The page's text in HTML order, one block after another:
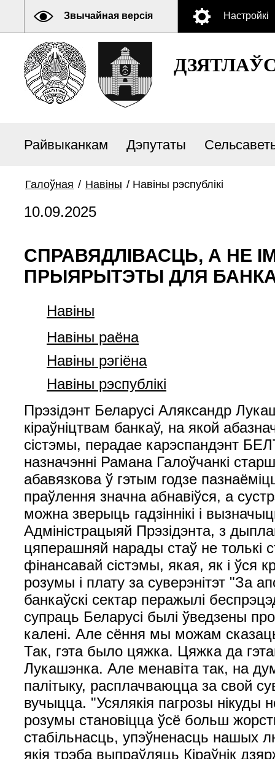
Звычайная версія Настройкі
Райвыканкам Дэпутаты
Галоўная / Навiны / Навiны рэспублiкi
10.09.2025
СПРАВЯДЛІВАСЦЬ, А НЕ
ПРЫЯРЫТЭТЫ ДЛЯ
Навiны
Навiны раёна
Навiны рэгiёна
Навiны рэспублiкi
Прэзідэнт Беларусі Аляксандр Лукашэнка 9 верасня сабраў нараду з апаратам Нацыянальнага банка і кіраўніцтвам банкаў, на якой абазначыў ключавыя напрамкі і прыярытэты для банкаўска-фінансавай сістэмы, перадае карэспандэнт БЕЛТА . Кіраўнік дзяржавы ў пачатку мерапрыемства адзначыў, што пры назначэнні Рамана Галоўчанкі старшынёй праўлення Нацыянальнага банка гаварыў аб сваім намеры абавязкова ў гэтым годзе пазнаёміцца з калектывам. І цяпер выконвае абяцанне. Тым больш што і склад праўлення значна абнавіўся, а сустрэчы з калектывамі найбуйнейшых органаў дзяржаўнай вертыкалі, дзе можна зверыць гадзіннікі і вызначыць задачы, сталі рэгулярнымі. Так, нядаўна прайшла нарада з Адміністрацыяй Прэзідэнта, з дыпламатычным корпусам. Наперадзе - нарада з урадам. Тэмай цяперашняй нарады стаў не толькі стан спраў у Нацыянальным банку, але і развіццё ўсёй банкаўска-фінансавай сістэмы, якая, як і ўся краіна, праходзіць няпросты перыяд. Пра складаны этап, барацьбу за розумы і плату за суверэнітэт "За апошнюю пяцігодку нацыянальная эканоміка, а з ёю і беларускі банкаўскі сектар перажылі беспрэцэдэнтныя выклікі", - звярнуў увагу кіраўнік дзяржавы. Ён нагадаў, што супраць Беларусі былі ўведзены проста небывалыя, драконаўскія санкцыі. "Чакалі, што мы ўпадзём на калені. Але сёння мы можам сказаць (магчыма, нават з упэўненасцю): мы не банкруты, мы справіліся. Так, гэта было цяжка. Цяжка да гэтага часу. Наўрад ці будзе лягчэй і ў далейшым", - сказаў Аляксандр Лукашэнка. Але менавіта так, на думку Прэзідэнта, у сучасным свеце дзяржавы, якія вядуць незалежную палітыку, расплачваюцца за свой суверэнітэт. Беларусь у гэтым сэнсе шмат чаму навучылася і прадаўжае вучыцца. "Усялякія пагрозы нікуды не дзеліся, барацьба за ўплыў, рэсурсы (у тым ліку фінансавыя), розумы становіцца ўсё больш жорсткай і непрадказальнай. Мы прадаўжаем змагацца за мір, стабільнасць, упэўненасць нашых людзей у заўтрашнім дні", - заявіў беларускі лідар. Пра недапрацоўкі, якія трэба выпраўляць Кіраўнік дзяржавы канстатаваў, што ў цэлым сітуацыя ў грашова-крэдытнай сферы і на валютным рынку апаскі не выклікае. Але ў той жа час ёсць недапрацоўкі, якія трэба выпраўляць. У прыватнасці, Аляксандр Лукашэнка згадаў пра скаргі ў адрас банкаў ад звычайных людзей: то старыя долары не прымаюць, то навязваюць кліентам страхавыя паслугі. "Давайце дамовімся, з 1 студзеня 2026 года наяўнасць такіх фактаў аўтаматычна прывядзе да дысцыплінарнай адказнасці кіраўніка (банка. - Заўвага БЕЛТА), - падкрэсліў кіраўнік дзяржавы. - Крыўдзіць людзей нейкімі надуманымі пытаннямі нельга. Не трэба паказваць, што вы разумнейшыя за іншых". Прэзідэнт таксама звярнуў увагу, што прыбытак банкаў часам выкарыстоўваецца не на тыя мэты, на якія трэба, такія факты выяўляюцца пры праверках. Здараецца, што крэдытныя брокеры працуюць пад прыкрыццём, нібыта шпіёны: аказваюць камп'ютарныя паслугі, паслугі па расшыфроўцы крэдытнай гісторыі. "Рост памеру камісійнага ўзнагароджання, які бярэцца банкамі, таксама застаецца пакуль па-за кантролем. Трэба імкнуцца да выгады шляхам справядлівасці, нельга думаць выключна катэгорыямі нажывы, - падкрэсліў Аляксандр Лукашэнка. - Не забывайце, у нас у краіне амаль 2,5 млн пенсіянераў. Амаль 2 млн людзей жывуць у сельскай мясцовасці". "Ці не моцна расслабіліся ў Нацбанку, апусціўшы павады ў кіраванні даходамі банкаў?" - спытаў кіраўнік дзяржавы. Акрамя таго, застаецца нявырашаным пытанне з абаронай